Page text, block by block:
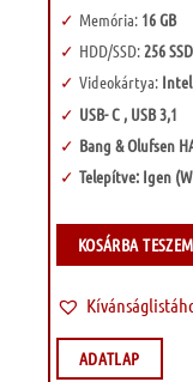
Memória:16 GB
HDD/SSD:256 SSD
Videokártya:Intel
USB- C , USB 3,1
Bang & Olufsen
Telepítve: Igen
KOSÁRBA TESZEM
ADATLAP